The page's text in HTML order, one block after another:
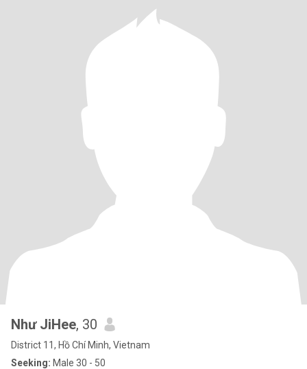
Như JiHee, 30
District 11, Hồ Chí Minh, Vietnam
Seeking: Male 30 - 50